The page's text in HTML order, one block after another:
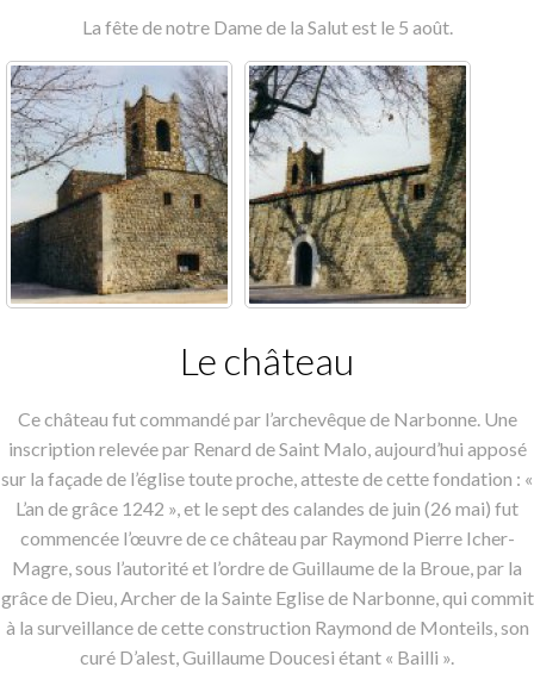
La fête de notre Dame de la Salut est le 5 août.
Le château
Ce château fut commandé par l’archevêque de Narbonne. Une
inscription relevée par Renard de Saint Malo, aujourd’hui apposé
sur la façade de l’église toute proche, atteste de cette fondation : «
L’an de grâce 1242 », et le sept des calandes de juin (26 mai) fut
commencée l’œuvre de ce château par Raymond Pierre Icher-
Magre, sous l’autorité et l’ordre de Guillaume de la Broue, par la
grâce de Dieu, Archer de la Sainte Eglise de Narbonne, qui commit
à la surveillance de cette construction Raymond de Monteils, son
curé D’alest, Guillaume Doucesi étant « Bailli ».